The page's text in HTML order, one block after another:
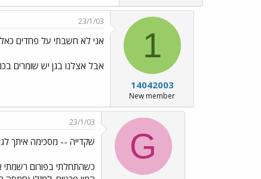
1
14042003
New member
23/1/03
אני לא חשבתי על פחדים
אבל אצלנו בגן יש שומרים
G
23/1/03
שקדייה -- מסכימה איתך
כשהתחלתי בפורום רשמתי